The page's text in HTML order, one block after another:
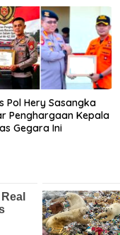
Pol Hery Sasangka
Penghargaan Kepala
Gegara Ini